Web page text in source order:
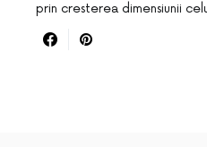
prin cresterea dimensiunii